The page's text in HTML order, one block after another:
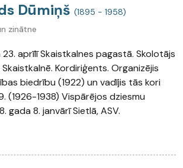
Dūmiņš (1895 - 1958)
zinātne
23. aprīlī Skaistkalnes pagastā. Skolotājs
Kordiriģents. Organizējis
biedrību (1922) un vadījis tās kori
(1926-1938) Vispārējos dziesmu
gada 8. janvārī Sietlā, ASV.